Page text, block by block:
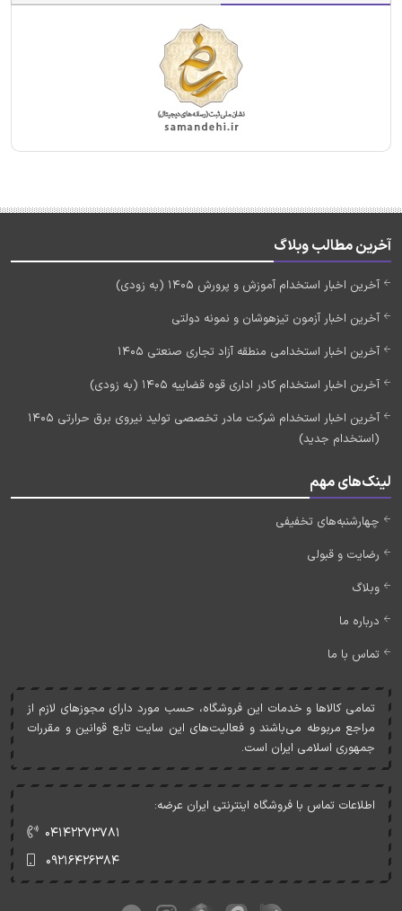
آخرین مطالب وبلاگ
آخرین اخبار استخدام آموزش و پرورش 1405 (به زودی)
آخرین اخبار آزمون تیزهوشان و نمونه دولتی
آخرین اخبار استخدامی منطقه آزاد تجاری صنعتی 1405
آخرین اخبار استخدام کادر اداری قوه قضاییه 1405 (به زودی)
آخرین اخبار استخدام شرکت مادر تخصصی تولید نیروی برق حرارتی 1405
(استخدام جدید)
لینک‌های مهم
چهارشنبه‌های تخفیفی
رضایت و قبولی
وبلاگ
درباره ما
تماس با ما
تمامی کالاها و خدمات اين فروشگاه، حسب مورد دارای مجوزهای لازم از
مراجع مربوطه می‌باشند و فعاليت‌های اين سايت تابع قوانين و مقررات
جمهوری اسلامی ايران است.
اطلاعات تماس با فروشگاه اینترنتی ایران عرضه:
۰۴۱۴۲۲۷۳۷۸۱
۰۹۲۱۶۴۲۶۳۸۴